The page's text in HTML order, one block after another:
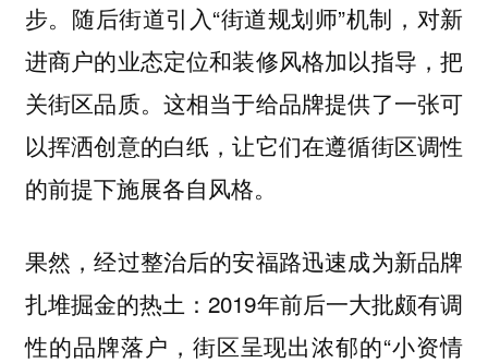
步。随后街道引入“街道规划师”机制，对新
进商户的业态定位和装修风格加以指导，把
关街区品质。这相当于给品牌提供了一张可
以挥洒创意的白纸，让它们在遵循街区调性
的前提下施展各自风格。
果然，经过整治后的安福路迅速成为新品牌
扎堆掘金的热土：2019年前后一大批颇有调
性的品牌落户，街区呈现出浓郁的“小资情